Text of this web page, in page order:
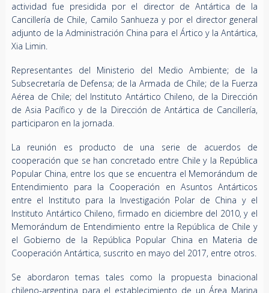
actividad fue presidida por el director de Antártica de la
Cancillería de Chile, Camilo Sanhueza y por el director general
adjunto de la Administración China para el Ártico y la Antártica,
Xia Limin.
Representantes del Ministerio del Medio Ambiente; de la
Subsecretaría de Defensa; de la Armada de Chile; de la Fuerza
Aérea de Chile; del Instituto Antártico Chileno, de la Dirección
de Asia Pacífico y de la Dirección de Antártica de Cancillería,
participaron en la jornada.
La reunión es producto de una serie de acuerdos de
cooperación que se han concretado entre Chile y la República
Popular China, entre los que se encuentra el Memorándum de
Entendimiento para la Cooperación en Asuntos Antárticos
entre el Instituto para la Investigación Polar de China y el
Instituto Antártico Chileno, firmado en diciembre del 2010, y el
Memorándum de Entendimiento entre la República de Chile y
el Gobierno de la República Popular China en Materia de
Cooperación Antártica, suscrito en mayo del 2017, entre otros.
Se abordaron temas tales como la propuesta binacional
chileno-argentina para el establecimiento de un Área Marina